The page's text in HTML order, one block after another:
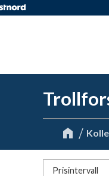
Prisintervall